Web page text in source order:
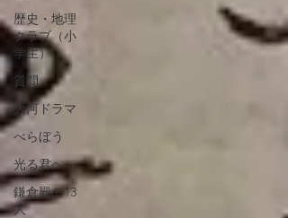
歴史・地理
クラブ（小
学生）
質問
大河ドラマ
べらぼう
光る君へ
鎌倉殿の13
人